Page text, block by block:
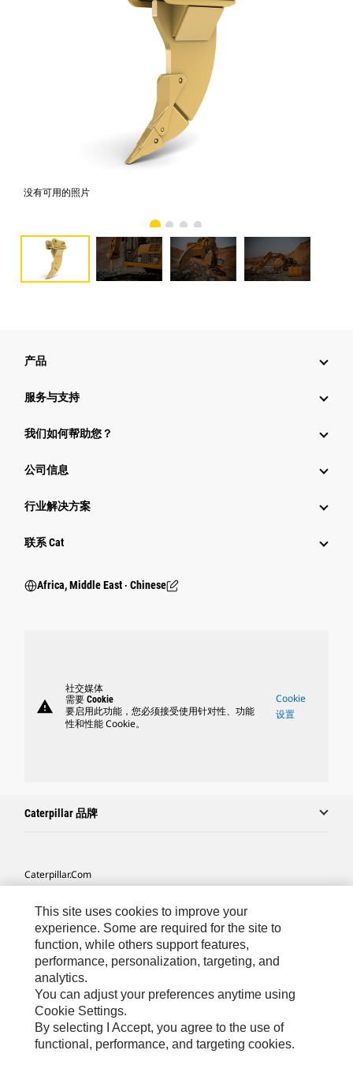
没有可用的照片
产品
服务与支持
我们如何帮助您？
公司信息
行业解决方案
行业
联系 Cat
Africa, Middle East ‧ Chinese
warning
社交媒体
需要 Cookie
要启用此功能，您必须接受使用针对性、功能
性和性能 Cookie。
Cookie
设置
Caterpillar 品牌
Caterpillar.com
我的营销首选项
站点地图
Cookie Settings
法律
隐私
This site uses cookies to improve your
experience. Some are required for the site to
function, while others support features,
performance, personalization, targeting, and
analytics.
You can adjust your preferences anytime using
Cookie Settings.
By selecting I Accept, you agree to the use of
functional, performance, and targeting cookies.